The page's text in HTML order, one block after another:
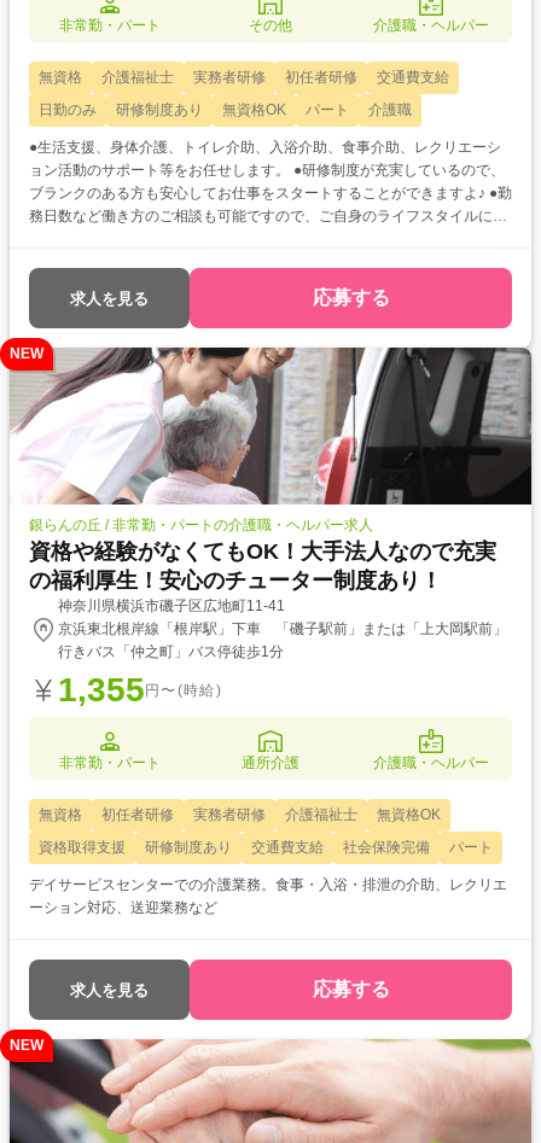
非常勤・パート その他 介護職・ヘルパー
無資格 介護福祉士 実務者研修 初任者研修
交通費支給
日勤のみ
研修制度あり 無資格OK パート 介護職
●生活支援、身体介護、トイレ介助、入浴介助、食事介助、レクリエーシ
ョン活動のサポート等をお任せします。 ●研修制度が充実しているので、
ブランクのある方も安心してお仕事をスタートすることができますよ♪ ●勤
務日数など働き方のご相談も可能ですので、ご自身のライフスタイルに合
求人を見る 応募する
NEW
銀らんの丘 / 非常勤・パートの介護職・ヘルパー求人
資格や経験がなくてもOK！大手法人なので充実
の福利厚生！安心のチューター制度あり！
神奈川県横浜市磯子区広地町11-41
京浜東北根岸線「根岸駅」下車 「磯子駅前」または「上大岡駅前」
行きバス「仲之町」バス停徒歩1分
1,355 円〜(時給)
非常勤・パート 通所介護 介護職・ヘルパー
無資格 初任者研修 実務者研修 介護福祉士
無資格OK
資格取得支援
研修制度あり 交通費支給 社会保険完備 パート
デイサービスセンターでの介護業務。食事・入浴・排泄の介助、レクリエ
ーション対応、送迎業務など
求人を見る 応募する
NEW